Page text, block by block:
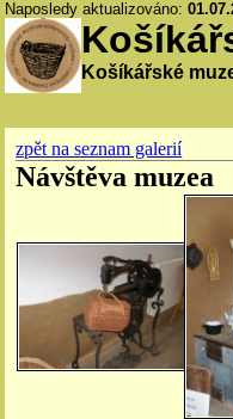
Naposledy aktualizováno:
Košíkářské
zpět na seznam galerií
Návštěva muzea